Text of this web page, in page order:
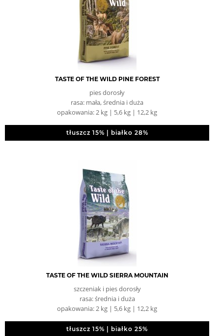
TASTE OF THE WILD PINE FOREST
pies dorosły
rasa: mała, średnia i duża
opakowania: 2 kg | 5,6 kg | 12,2 kg
tłuszcz 15% | białko 28%
TASTE OF THE WILD SIERRA MOUNTAIN
szczeniak i pies dorosły
rasa: średnia i duża
opakowania: 2 kg | 5,6 kg | 12,2 kg
tłuszcz 15% | białko 25%